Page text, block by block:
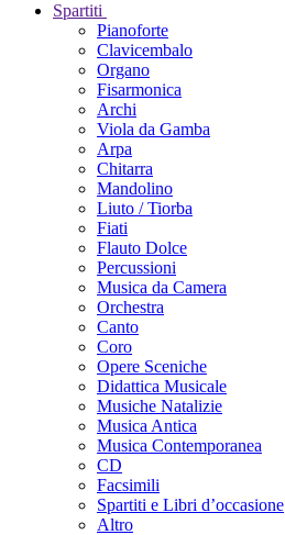
Spartiti
Pianoforte
Clavicembalo
Organo
Fisarmonica
Archi
Viola da Gamba
Arpa
Chitarra
Mandolino
Liuto / Tiorba
Fiati
Flauto Dolce
Percussioni
Musica da Camera
Orchestra
Canto
Coro
Opere Sceniche
Didattica Musicale
Musiche Natalizie
Musica Antica
Musica Contemporanea
CD
Facsimili
Spartiti e Libri d’occasione
Altro